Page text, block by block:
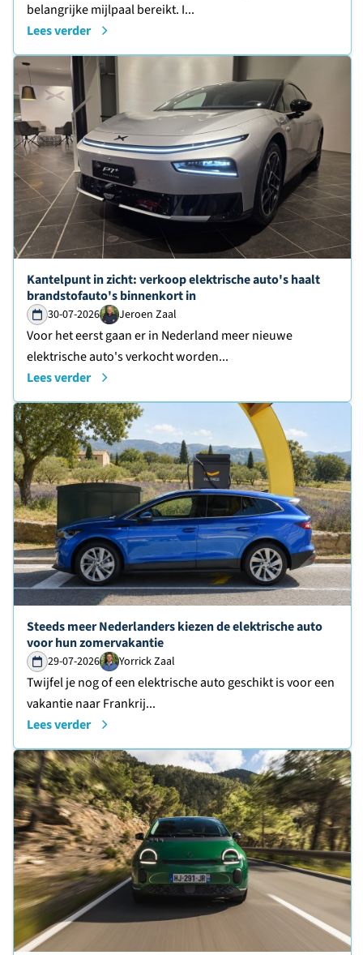
belangrijke mijlpaal bereikt. I...
Lees verder
Lees verder over
Kantelpunt in zicht: verkoop elektrische auto's haalt
brandstofauto's binnenkort in
30-07-2026 Jeroen Zaal
Voor het eerst gaan er in Nederland meer nieuwe
elektrische auto's verkocht worden...
Lees verder
Lees verder over
Steeds meer Nederlanders kiezen de elektrische auto
voor hun zomervakantie
29-07-2026 Yorrick Zaal
Twijfel je nog of een elektrische auto geschikt is voor een
vakantie naar Frankrij...
Lees verder